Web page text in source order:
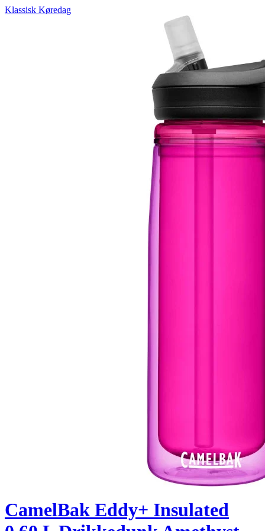
Klassisk Køredag
CamelBak Eddy+ Insulated